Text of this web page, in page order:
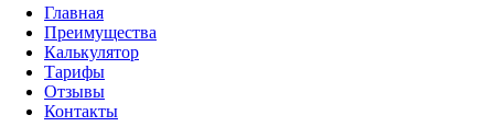
Главная
Преимущества
Калькулятор
Тарифы
Отзывы
Контакты